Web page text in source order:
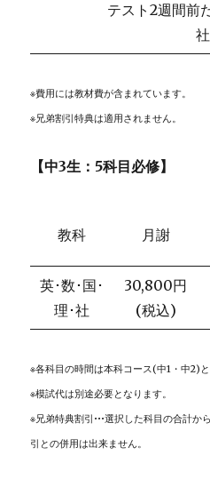
テスト2週間前
※費用には教材費が含まれています。
※兄弟割引特典は適用されません。
【中3生：5科目必修】
教科 月謝
英･数･国･
理･社
30,800円
(税込)
※各科目の時間は本科コース(中1・中2)と
※模試代は別途必要となります。
※兄弟特典割引•••選択した科目の合計か
引との併用は出来ません。